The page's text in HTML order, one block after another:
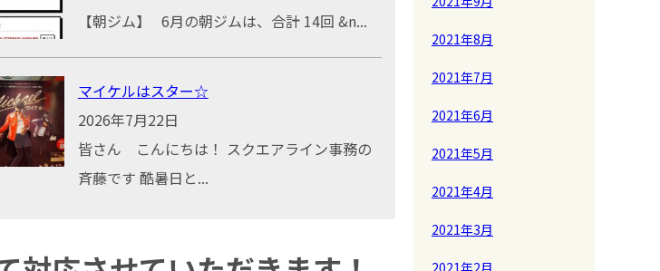
【朝ジム】 6月の朝ジムは、合計 14回 &n...
マイケルはスター☆
2026年7月22日
皆さん こんにちは！ スクエアライン事務の
斉藤です 酷暑日と...
2021年8月
2021年7月
2021年6月
2021年5月
2021年4月
2021年3月
2021年2月